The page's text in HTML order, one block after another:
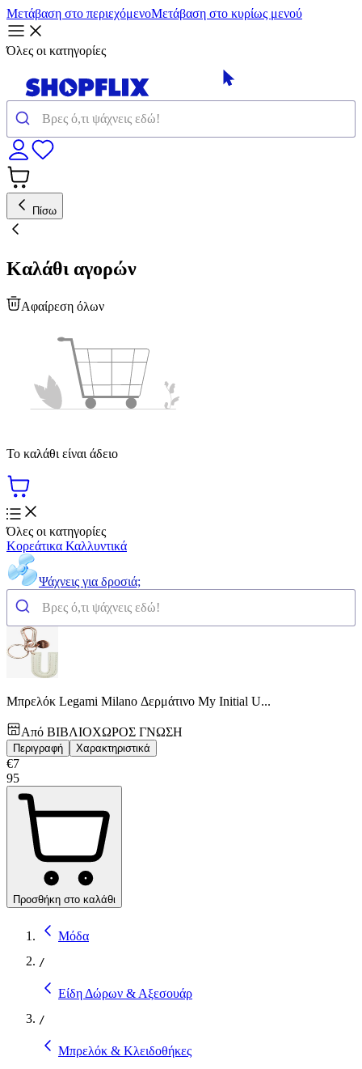
Μετάβαση στο περιεχόμενοΜετάβαση στο κυρίως μενού
Όλες οι κατηγορίες
Πίσω
Καλάθι αγορών
Αφαίρεση όλων
Το καλάθι είναι άδειο
Όλες οι κατηγορίες
Κορεάτικα Καλλυντικά
Ψάχνεις για δροσιά;
Μπρελόκ Legami Milano Δερμάτινο My Initial U...
Από ΒΙΒΛΙΟΧΩΡΟΣ ΓΝΩΣΗ
Περιγραφή Χαρακτηριστικά
€7
95
Προσθήκη στο καλάθι
Μόδα
/
Είδη Δώρων & Αξεσουάρ
/
Μπρελόκ & Κλειδοθήκες